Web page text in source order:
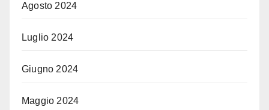
Agosto 2024
Luglio 2024
Giugno 2024
Maggio 2024